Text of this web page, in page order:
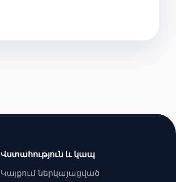
Վստահություն և կապ
Կայքում ներկայացված